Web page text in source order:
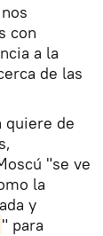
con
a la
de las
quiere de
"se ve
la
y
" para